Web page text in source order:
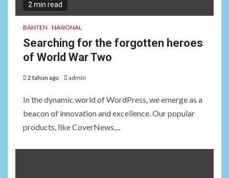
2 min read
BANTEN NASIONAL
Searching for the forgotten heroes
of World War Two
2 tahun ago admin
In the dynamic world of WordPress, we emerge as a
beacon of innovation and excellence. Our popular
products, like CoverNews,...